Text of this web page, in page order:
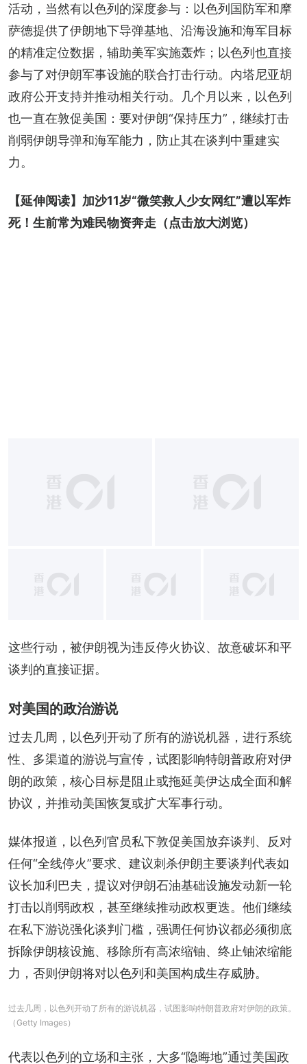
活动，当然有以色列的深度参与：以色列国防军和摩
萨德提供了伊朗地下导弹基地、沿海设施和海军目标
的精准定位数据，辅助美军实施轰炸；以色列也直接
参与了对伊朗军事设施的联合打击行动。内塔尼亚胡
政府公开支持并推动相关行动。几个月以来，以色列
也一直在敦促美国：要对伊朗“保持压力”，继续打击
削弱伊朗导弹和海军能力，防止其在谈判中重建实
力。
【延伸阅读】 加沙11岁“微笑救人少女网红”遭以军炸
死！生前常为难民物资奔走 （点击放大浏览）
+ 14
这些行动，被伊朗视为违反停火协议、故意破坏和平
谈判的直接证据。
对美国的政治游说
过去几周，以色列开动了所有的游说机器，进行系统
性、多渠道的游说与宣传，试图影响特朗普政府对伊
朗的政策，核心目标是阻止或拖延美伊达成全面和解
协议，并推动美国恢复或扩大军事行动。
媒体报道，以色列官员私下敦促美国放弃谈判、反对
任何“全线停火”要求、建议刺杀伊朗主要谈判代表如
议长加利巴夫，提议对伊朗石油基础设施发动新一轮
打击以削弱政权，甚至继续推动政权更迭。他们继续
在私下游说强化谈判门槛，强调任何协议都必须彻底
拆除伊朗核设施、移除所有高浓缩铀、终止铀浓缩能
力，否则伊朗将对以色列和美国构成生存威胁。
过去几周，以色列开动了所有的游说机器，试图影响特朗普政府对伊朗的政策。
（Getty Images）
代表以色列的立场和主张，大多“隐晦地”通过美国政